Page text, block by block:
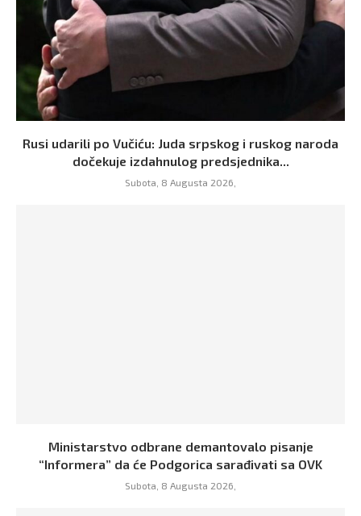
Rusi udarili po Vučiću: Juda srpskog i ruskog naroda
dočekuje izdahnulog predsjednika...
Subota, 8 Augusta 2026,
Ministarstvo odbrane demantovalo pisanje
“Informera” da će Podgorica sarađivati sa OVK
Subota, 8 Augusta 2026,